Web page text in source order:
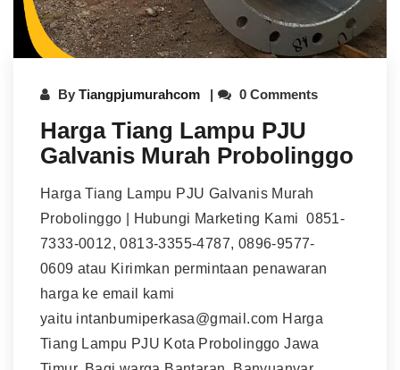
By Tiangpjumurahcom 0 Comments
Harga Tiang Lampu PJU
Galvanis Murah Probolinggo
Harga Tiang Lampu PJU Galvanis Murah
Probolinggo | Hubungi Marketing Kami 0851-
7333-0012, 0813-3355-4787, 0896-9577-
0609 atau Kirimkan permintaan penawaran
harga ke email kami
yaitu intanbumiperkasa@gmail.com Harga
Tiang Lampu PJU Kota Probolinggo Jawa